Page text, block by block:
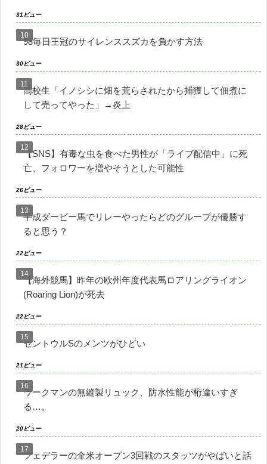
31ビュー
98毎日王冠のサイレンススズカを負かす方法
30ビュー
高校生「イノシシに畑を荒らされたから捕獲して佃煮に
して売ってやった」→炎上
28ビュー
【SNS】有毒な虫を食べた男性が「ライブ配信中」に死
亡、フォロワーを増やそうとした可能性
26ビュー
平成ダービー馬でリレーやったらどのグループが優勝す
ると思う？
22ビュー
【海外競馬】昨年の欧州年度代表馬ロアリングライオン
(Roaring Lion)が死去
22ビュー
セントウルSのメンツがひどい
21ビュー
ワークマンの無縫製リュック、防水性能が桁違いすぎ
る…。
20ビュー
フェデラーの全米オープン3回戦のスタッツがやばいと話